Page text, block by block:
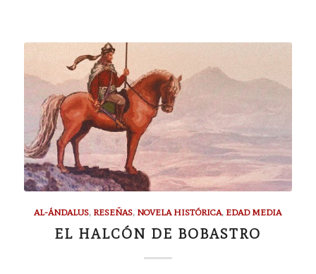
AL-ÁNDALUS, RESEÑAS, NOVELA HISTÓRICA, EDAD MEDIA
EL HALCÓN DE BOBASTRO